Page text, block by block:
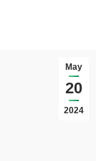
May
20
2024